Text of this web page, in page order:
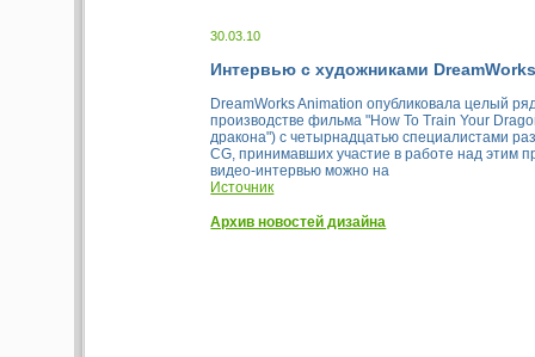
30.03.10
Интервью с художниками
DreamWorks Animation опубликовала целый
производстве фильма "How To Train Your
дракона") с четырнадцатью специалистами
CG, принимавших участие в работе над этим
видео-интервью можно на
Источник
Архив новостей дизайна